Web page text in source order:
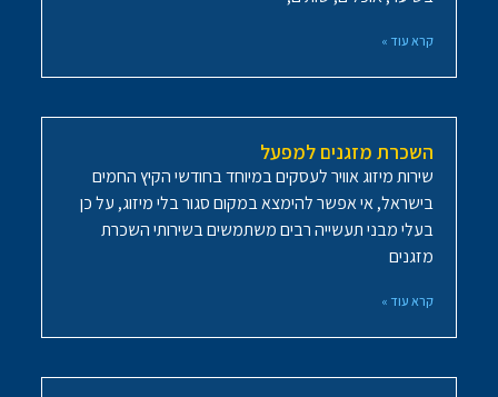
קרא עוד »
השכרת מזגנים למפעל
שירות מיזוג אוויר לעסקים במיוחד בחודשי הקיץ החמים
בישראל, אי אפשר להימצא במקום סגור בלי מיזוג, על כן
בעלי מבני תעשייה רבים משתמשים בשירותי השכרת
מזגנים
קרא עוד »